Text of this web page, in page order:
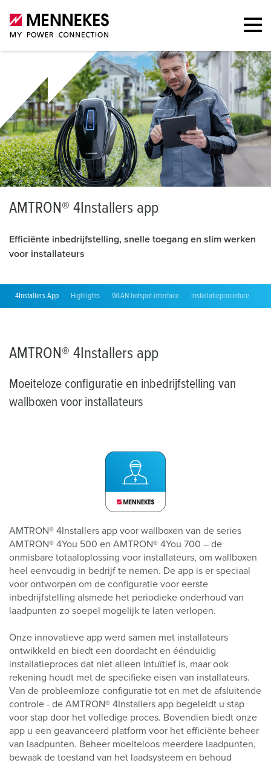
AMTRON® 4Installers app
Efficiënte inbedrijfstelling, snelle toegang en slim werken
voor installateurs
4Installers App Highlights WLAN-hotspot-interface Installatieprocedure
AMTRON® 4Installers app
Moeiteloze configuratie en inbedrijfstelling van
wallboxen voor installateurs
AMTRON® 4Installers app voor wallboxen van de series
AMTRON® 4You 500 en AMTRON® 4You 700 – de
onmisbare totaaloplossing voor installateurs, om wallboxen
heel eenvoudig in bedrijf te nemen. De app is er speciaal
voor ontworpen om de configuratie voor eerste
inbedrijfstelling alsmede het periodieke onderhoud van
laadpunten zo soepel mogelijk te laten verlopen.
Onze innovatieve app werd samen met installateurs
ontwikkeld en biedt een doordacht en éénduidig
installatieproces dat niet alleen intuïtief is, maar ook
rekening houdt met de specifieke eisen van installateurs.
Van de probleemloze configuratie tot en met de afsluitende
controle - de AMTRON® 4Installers app begeleidt u stap
voor stap door het volledige proces. Bovendien biedt onze
app u een geavanceerd platform voor het efficiënte beheer
van laadpunten. Beheer moeiteloos meerdere laadpunten,
bewaak de toestand van het laadsysteem en behoud